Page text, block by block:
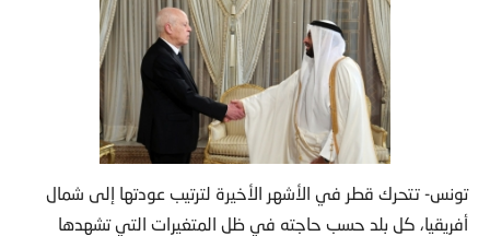
تونس- تتحرك قطر في الأشهر الأخيرة لترتيب عودتها إلى شمال
أفريقيا، كل بلد حسب حاجته في ظل المتغيرات التي تشهدها